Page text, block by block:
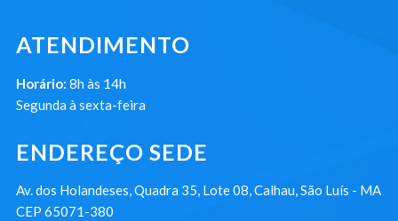
ATENDIMENTO
Horário: 8h às 14h
Segunda à sexta-feira
ENDEREÇO SEDE
Av. dos Holandeses, Quadra 35, Lote 08, Calhau, São Luís - MA
CEP 65071-380